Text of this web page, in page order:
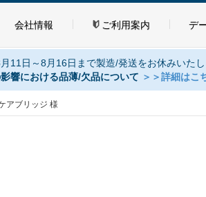
会社情報 ご利用案内 デ
11日～8月16日まで製造/発送をお休みいたし
響における品薄/欠品について ＞＞詳細はこ
アブリッジ 様